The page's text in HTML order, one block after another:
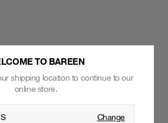
TO BAREEN
shipping location to continue to our
online store.
Change